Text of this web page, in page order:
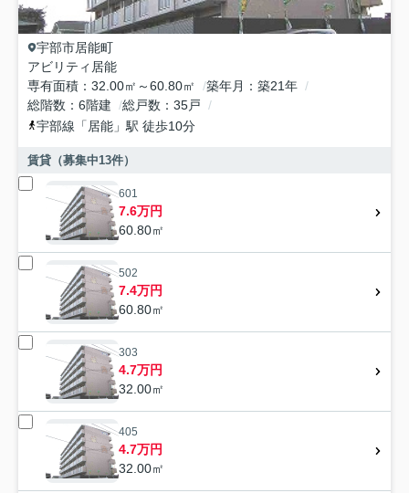
宇部市居能町
アビリティ居能
専有面積
32.00㎡～60.80㎡ 築年月
築21年
総階数
6階建 総戸数
35戸
宇部線 「 居能 」駅 徒歩10分
賃貸（募集中13件）
601
7.6万円
60.80㎡
502
7.4万円
60.80㎡
303
4.7万円
32.00㎡
405
4.7万円
32.00㎡